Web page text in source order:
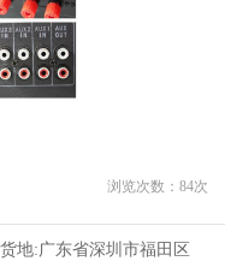
浏览次数： 84次
地:广东省深圳市福田区